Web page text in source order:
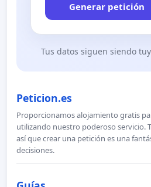
Generar petición
Tus datos siguen siendo
Peticion.es
Proporcionamos alojamiento gratis
utilizando nuestro poderoso servicio.
así que crear una petición es una
decisiones.